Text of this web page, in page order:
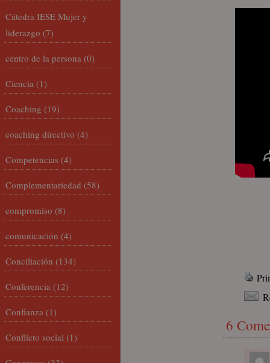
6
Cátedra IESE Mujer y
liderazgo (7)
centro de la persona (0)
Ciencia (1)
Coaching (19)
coaching directivo (4)
Competencias (4)
Complementariedad (58)
compromiso (8)
comunicación (4)
Conciliación (134)
Conferencia (12)
Confianza (1)
Conflicto social (1)